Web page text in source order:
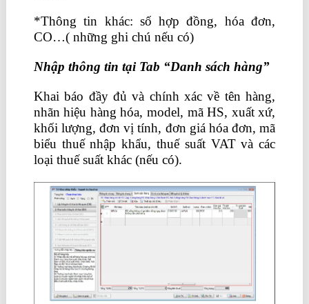
*Thông tin khác: số hợp đồng, hóa đơn,
CO…( những ghi chú nếu có)
Nhập thông tin tại Tab “Danh sách hàng”
Khai báo đầy đủ và chính xác về tên hàng,
nhãn hiệu hàng hóa, model, mã HS, xuất xứ,
khối lượng, đơn vị tính, đơn giá hóa đơn, mã
biểu thuế nhập khẩu, thuế suất VAT và các
loại thuế suất khác (nếu có).